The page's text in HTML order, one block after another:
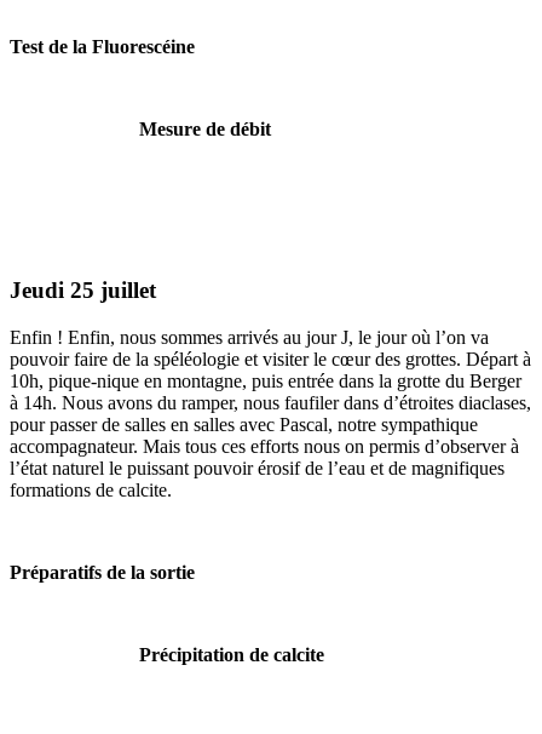
Test de la Fluorescéine
Mesure de débit
Jeudi 25 juillet
Enfin ! Enfin, nous sommes arrivés au jour J, le jour où l’on va
pouvoir faire de la spéléologie et visiter le cœur des grottes. Départ à
10h, pique-nique en montagne, puis entrée dans la grotte du Berger
à 14h. Nous avons du ramper, nous faufiler dans d’étroites diaclases,
pour passer de salles en salles avec Pascal, notre sympathique
accompagnateur. Mais tous ces efforts nous on permis d’observer à
l’état naturel le puissant pouvoir érosif de l’eau et de magnifiques
formations de calcite.
Préparatifs de la sortie
Précipitation de calcite